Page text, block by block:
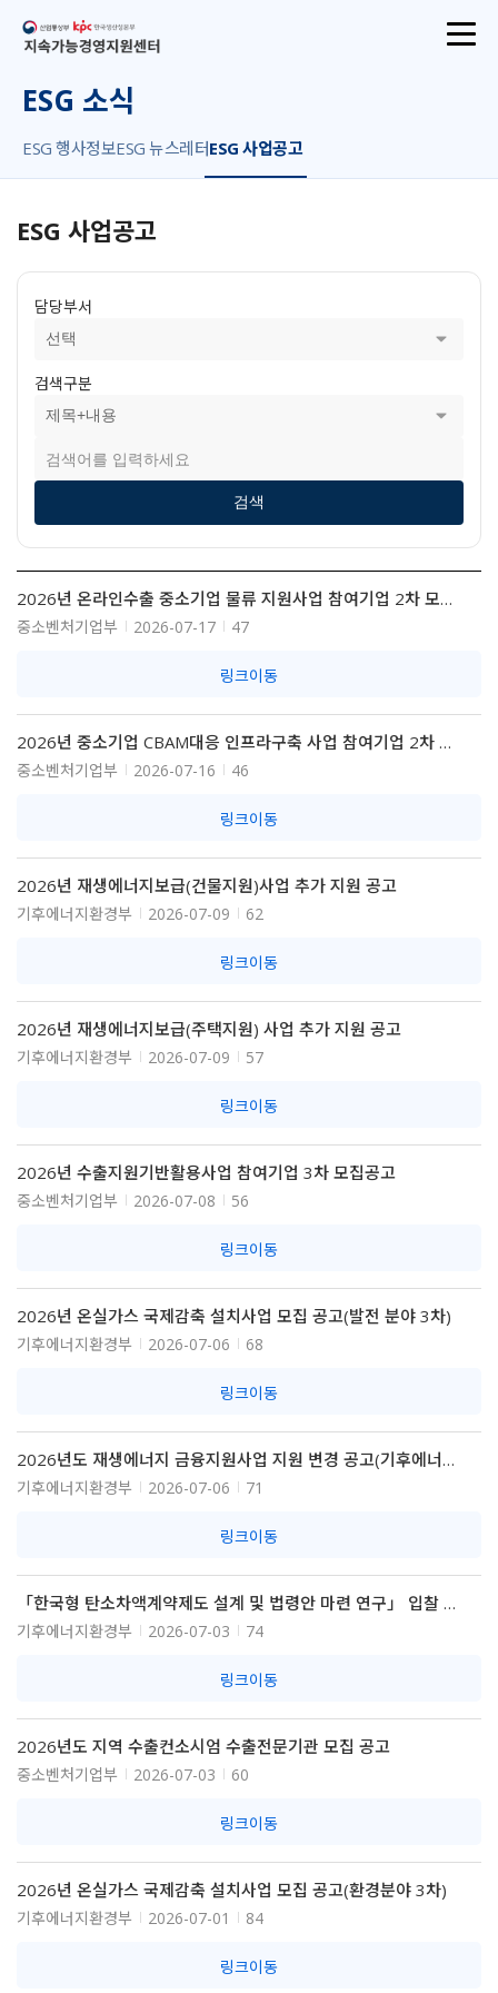
산업통상부
지속가능경영지원센터
ESG 소식
ESG 행사정보ESG 뉴스레터ESG 사업공고
ESG 사업공고
담당부서
검색구분
검색
2026년 온라인수출 중소기업 물류 지원사업 참여기업 2차 모집 공고
중소벤처기업부 2026-07-17 47
링크이동
2026년 중소기업 CBAM대응 인프라구축 사업 참여기업 2차 모집공고
중소벤처기업부 2026-07-16 46
링크이동
2026년 재생에너지보급(건물지원)사업 추가 지원 공고
기후에너지환경부 2026-07-09 62
링크이동
2026년 재생에너지보급(주택지원) 사업 추가 지원 공고
기후에너지환경부 2026-07-09 57
링크이동
2026년 수출지원기반활용사업 참여기업 3차 모집공고
중소벤처기업부 2026-07-08 56
링크이동
2026년 온실가스 국제감축 설치사업 모집 공고(발전 분야 3차)
기후에너지환경부 2026-07-06 68
링크이동
2026년도 재생에너지 금융지원사업 지원 변경 공고(기후에너지환경부 공고 제2026-671호)
기후에너지환경부 2026-07-06 71
링크이동
「한국형 탄소차액계약제도 설계 및 법령안 마련 연구」 입찰 재공고
기후에너지환경부 2026-07-03 74
링크이동
2026년도 지역 수출컨소시엄 수출전문기관 모집 공고
중소벤처기업부 2026-07-03 60
링크이동
2026년 온실가스 국제감축 설치사업 모집 공고(환경분야 3차)
기후에너지환경부 2026-07-01 84
링크이동